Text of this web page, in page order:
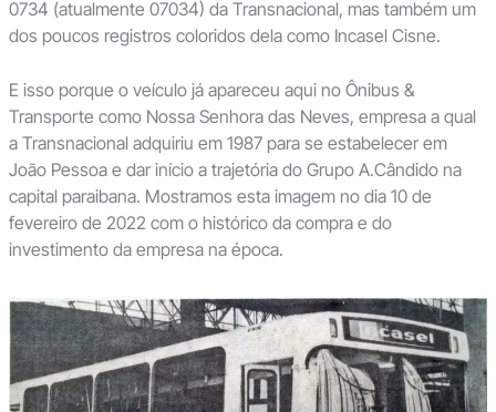
0734 (atualmente 07034) da Transnacional, mas também um
dos poucos registros coloridos dela como Incasel Cisne.
E isso porque o veículo já apareceu aqui no Ônibus &
Transporte como Nossa Senhora das Neves, empresa a qual
a Transnacional adquiriu em 1987 para se estabelecer em
João Pessoa e dar início a trajetória do Grupo A.Cândido na
capital paraibana. Mostramos esta imagem no dia 10 de
fevereiro de 2022 com o histórico da compra e do
investimento da empresa na época.